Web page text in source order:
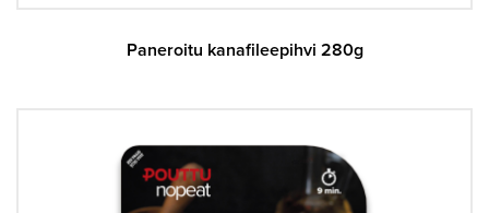
Paneroitu kanafileepihvi 280g